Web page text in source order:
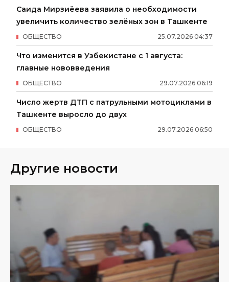
Саида Мирзиёева заявила о необходимости
увеличить количество зелёных зон в Ташкенте
25.07.2026 04:37
ОБЩЕСТВО
Что изменится в Узбекистане с 1 августа:
главные нововведения
29.07.2026 06:19
ОБЩЕСТВО
Число жертв ДТП с патрульными мотоциклами в
Ташкенте выросло до двух
29.07.2026 06:50
ОБЩЕСТВО
Другие новости